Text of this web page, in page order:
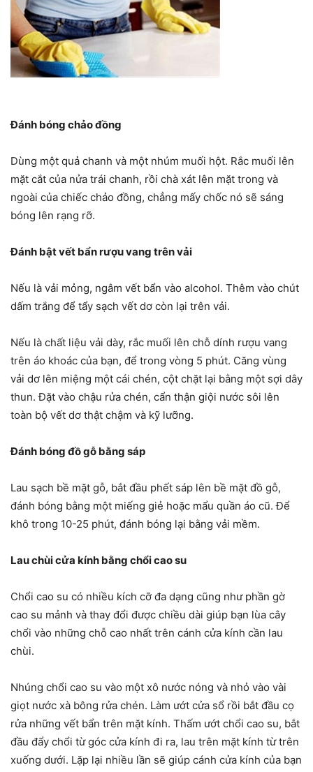
Đánh bóng chảo đồng
Dùng một quả chanh và một nhúm muối hột. Rắc muối lên
mặt cắt của nửa trái chanh, rồi chà xát lên mặt trong và
ngoài của chiếc chảo đồng, chẳng mấy chốc nó sẽ sáng
bóng lên rạng rỡ.
Đánh bật vết bẩn rượu vang trên vải
Nếu là vải mỏng, ngâm vết bẩn vào alcohol. Thêm vào chút
dấm trắng để tẩy sạch vết dơ còn lại trên vải.
Nếu là chất liệu vải dày, rắc muối lên chỗ dính rượu vang
trên áo khoác của bạn, để trong vòng 5 phút. Căng vùng
vải dơ lên miệng một cái chén, cột chặt lại bằng một sợi dây
thun. Đặt vào chậu rửa chén, cẩn thận giội nước sôi lên
toàn bộ vết dơ thật chậm và kỹ lưỡng.
Đánh bóng đồ gỗ bằng sáp
Lau sạch bề mặt gỗ, bắt đầu phết sáp lên bề mặt đồ gỗ,
đánh bóng bằng một miếng giẻ hoặc mẩu quần áo cũ. Để
khô trong 10-25 phút, đánh bóng lại bằng vải mềm.
Lau chùi cửa kính bằng chổi cao su
Chổi cao su có nhiều kích cỡ đa dạng cũng như phần gờ
cao su mảnh và thay đổi được chiều dài giúp bạn lùa cây
chổi vào những chỗ cao nhất trên cánh cửa kính cần lau
chùi.
Nhúng chổi cao su vào một xô nước nóng và nhỏ vào vài
giọt nước xà bông rửa chén. Làm ướt cửa sổ rồi bắt đầu cọ
rửa những vết bẩn trên mặt kính. Thấm ướt chổi cao su, bắt
đầu đẩy chổi từ góc cửa kính đi ra, lau trên mặt kính từ trên
xuống dưới. Lặp lại nhiều lần sẽ giúp cánh cửa kính của bạn